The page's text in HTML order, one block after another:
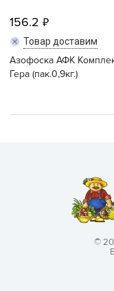
156.2
Товар доставим
Азофоска АФК
Гера (пак.0,9кг.)
©